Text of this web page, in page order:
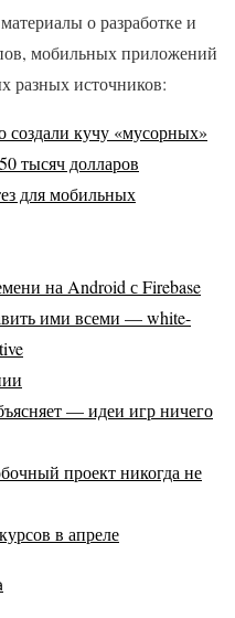
о разработке и
мобильных приложений
разных источников:
создали кучу «мусорных»
тысяч долларов
для мобильных
на Android с Firebase
ими всеми — white-
— идеи игр ничего
проект никогда не
в апреле